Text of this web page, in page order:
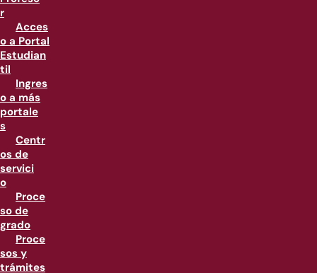
r
Acces
o a Portal
Estudian
til
Ingres
o a más
portale
s
Centr
os de
servici
o
Proce
so de
grado
Proce
sos y
trámites